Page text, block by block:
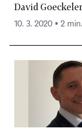
David
10. 3. 2020 ▪ 2